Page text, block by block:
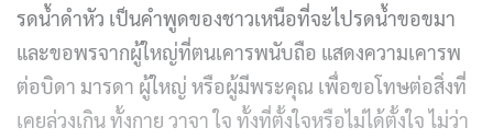
รดน้ำดำหัว เป็นคำพูดของชาวเหนือที่จะไปรดน้ำขอขมา
และขอพรจากผู้ใหญ่ที่ตนเคารพนับถือ แสดงความเคารพ
ต่อบิดา มารดา ผู้ใหญ่ หรือผู้มีพระคุณ เพื่อขอโทษต่อสิ่งที่
เคยล่วงเกิน ทั้งกาย วาจา ใจ ทั้งที่ตั้งใจหรือไม่ได้ตั้งใจ ไม่ว่า